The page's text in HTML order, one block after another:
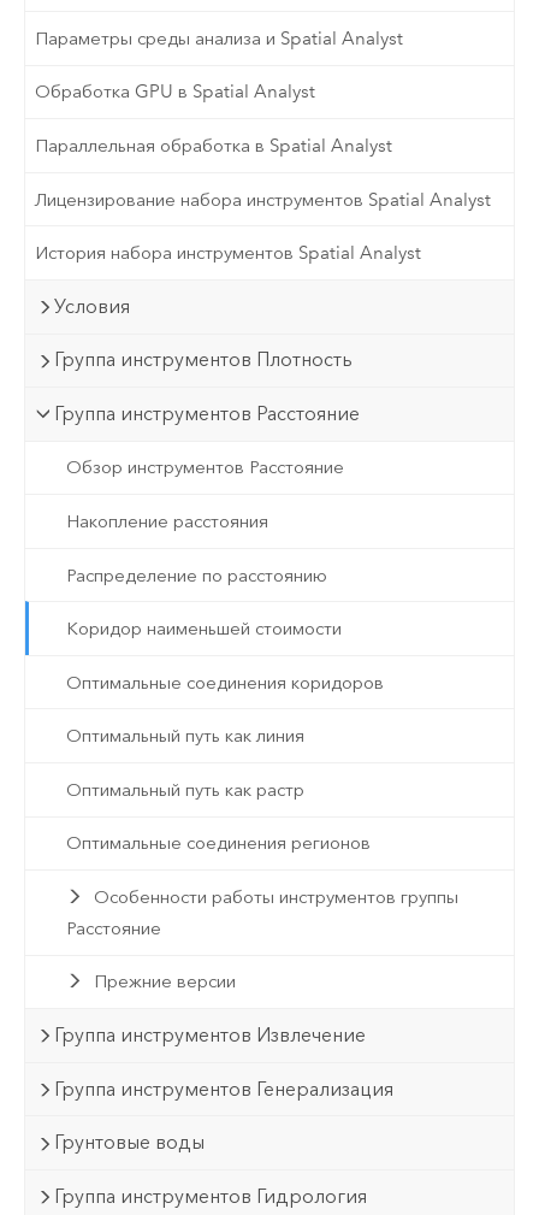
Параметры среды анализа и Spatial Analyst
Обработка GPU в Spatial Analyst
Параллельная обработка в Spatial Analyst
Лицензирование набора инструментов Spatial Analyst
История набора инструментов Spatial Analyst
Условия
Группа инструментов Плотность
Группа инструментов Расстояние
Обзор инструментов Расстояние
Накопление расстояния
Распределение по расстоянию
Коридор наименьшей стоимости
Оптимальные соединения коридоров
Оптимальный путь как линия
Оптимальный путь как растр
Оптимальные соединения регионов
Особенности работы инструментов группы
Расстояние
Прежние версии
Группа инструментов Извлечение
Группа инструментов Генерализация
Грунтовые воды
Группа инструментов Гидрология